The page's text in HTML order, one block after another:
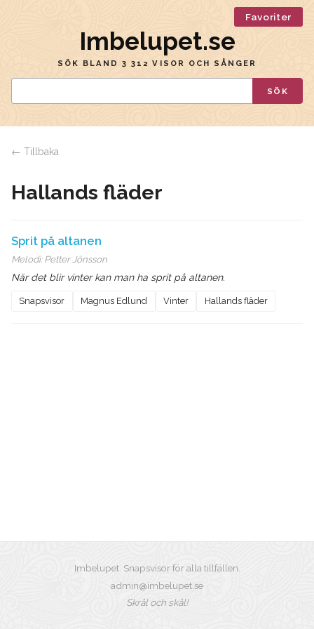
Favoriter
Imbelupet.se
SÖK BLAND 3 312 VISOR OCH SÅNGER
SÖK
← Tillbaka
Hallands fläder
Sprit på altanen
Melodi: Petter Jönsson
När det blir vinter kan man ha sprit på altanen.
Snapsvisor Magnus Edlund Vinter Hallands fläder
Imbelupet. Snapsvisor för alla tillfällen.
admin@imbelupet.se
Skrål och skål!